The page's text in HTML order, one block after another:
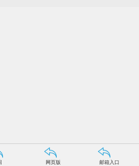
网页版 邮箱入口